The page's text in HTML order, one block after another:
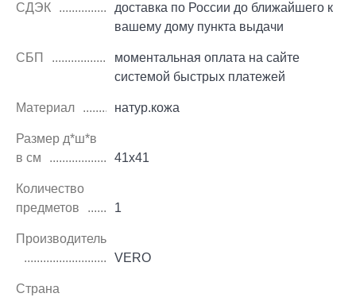
СДЭК
доставка по России до ближайшего к
вашему дому пункта выдачи
СБП
моментальная оплата на сайте
системой быстрых платежей
Материал натур.кожа
Размер д*ш*в
в см
41х41
Количество
предметов
1
Производитель
VERO
Страна